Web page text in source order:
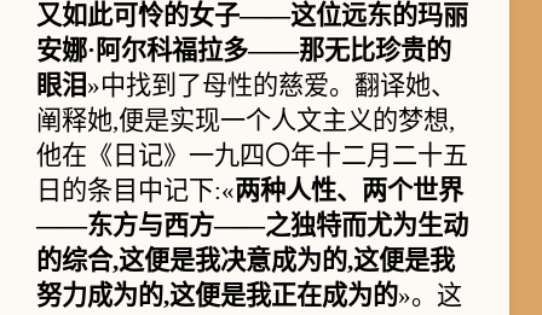
又如此可怜的女子——这位远东的玛丽
安娜·阿尔科福拉多——那无比珍贵的
眼泪»中找到了母性的慈爱。翻译她、
阐释她,便是实现一个人文主义的梦想,
他在《日记》一九四〇年十二月二十五
日的条目中记下:«两种人性、两个世界
——东方与西方——之独特而尤为生动
的综合,这便是我决意成为的,这便是我
努力成为的,这便是我正在成为的»。这